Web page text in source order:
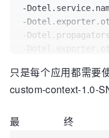
-
-
-
-
只是每个应用都需要
custom-context-1.0-
最